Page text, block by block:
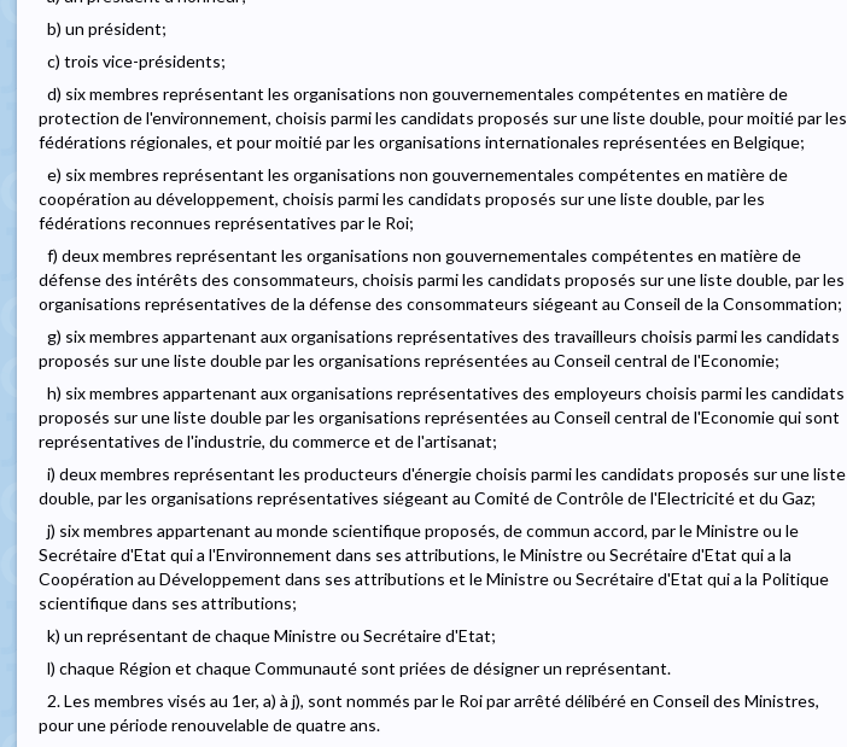
b) un président;
c) trois vice-présidents;
d) six membres représentant les organisations non gouvernementales compétentes en matière de
protection de l'environnement, choisis parmi les candidats proposés sur une liste double, pour moitié par les
fédérations régionales, et pour moitié par les organisations internationales représentées en Belgique;
e) six membres représentant les organisations non gouvernementales compétentes en matière de
coopération au développement, choisis parmi les candidats proposés sur une liste double, par les
fédérations reconnues représentatives par le Roi;
f) deux membres représentant les organisations non gouvernementales compétentes en matière de
défense des intérêts des consommateurs, choisis parmi les candidats proposés sur une liste double, par les
organisations représentatives de la défense des consommateurs siégeant au Conseil de la Consommation;
g) six membres appartenant aux organisations représentatives des travailleurs choisis parmi les candidats
proposés sur une liste double par les organisations représentées au Conseil central de l'Economie;
h) six membres appartenant aux organisations représentatives des employeurs choisis parmi les candidats
proposés sur une liste double par les organisations représentées au Conseil central de l'Economie qui sont
représentatives de l'industrie, du commerce et de l'artisanat;
i) deux membres représentant les producteurs d'énergie choisis parmi les candidats proposés sur une liste
double, par les organisations représentatives siégeant au Comité de Contrôle de l'Electricité et du Gaz;
j) six membres appartenant au monde scientifique proposés, de commun accord, par le Ministre ou le
Secrétaire d'Etat qui a l'Environnement dans ses attributions, le Ministre ou Secrétaire d'Etat qui a la
Coopération au Développement dans ses attributions et le Ministre ou Secrétaire d'Etat qui a la Politique
scientifique dans ses attributions;
k) un représentant de chaque Ministre ou Secrétaire d'Etat;
l) chaque Région et chaque Communauté sont priées de désigner un représentant.
2. Les membres visés au 1er, a) à j), sont nommés par le Roi par arrêté délibéré en Conseil des Ministres,
pour une période renouvelable de quatre ans.